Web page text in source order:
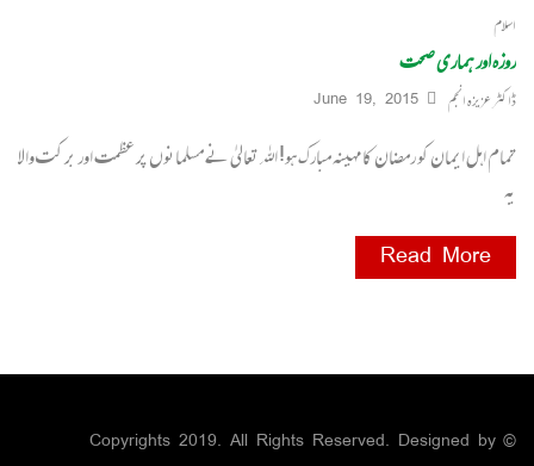
اسلام
روزہ اور ہماری صحت
ڈاکٹر عزیزہ انجم June 19, 2015
تمام اہل ایمان کو رمضان کا مہینہ مبارک ہو! اﷲ تعالیٰ نے مسلمانوں پر عظمت اور بر کت والا
یہ
Read More
© Copyrights 2019. All Rights Reserved. Designed by